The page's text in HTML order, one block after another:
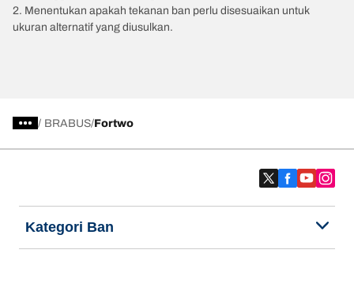
2. Menentukan apakah tekanan ban perlu disesuaikan untuk
ukuran alternatif yang diusulkan.
/ BRABUS Fortwo
Kategori Ban